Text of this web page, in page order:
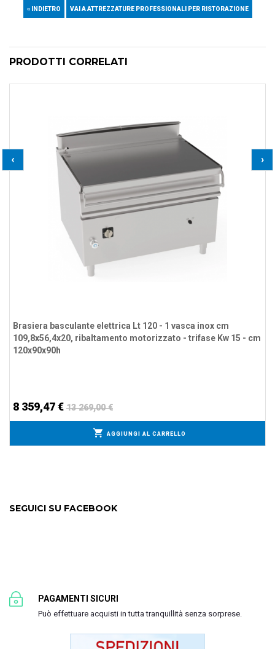
« INDIETRO VAI A ATTREZZATURE PROFESSIONALI PER RISTORAZIONE
PRODOTTI CORRELATI
‹ ›
Brasiera basculante elettrica Lt 120 - 1 vasca inox cm
109,8x56,4x20, ribaltamento motorizzato - trifase Kw 15 - cm
120x90x90h
8 359,47 € 13 269,00 €
AGGIUNGI AL CARRELLO
SEGUICI SU FACEBOOK
PAGAMENTI SICURI
Può effettuare acquisti in tutta tranquillità senza sorprese.